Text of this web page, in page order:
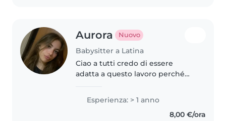
Aurora Nuovo
Babysitter a Latina
Ciao a tutti credo di essere
adatta a questo lavoro perché
Posso aiutare in tante cose
essendo pratica in tutto e a
Esperienza: > 1 anno
8,00 €/ora